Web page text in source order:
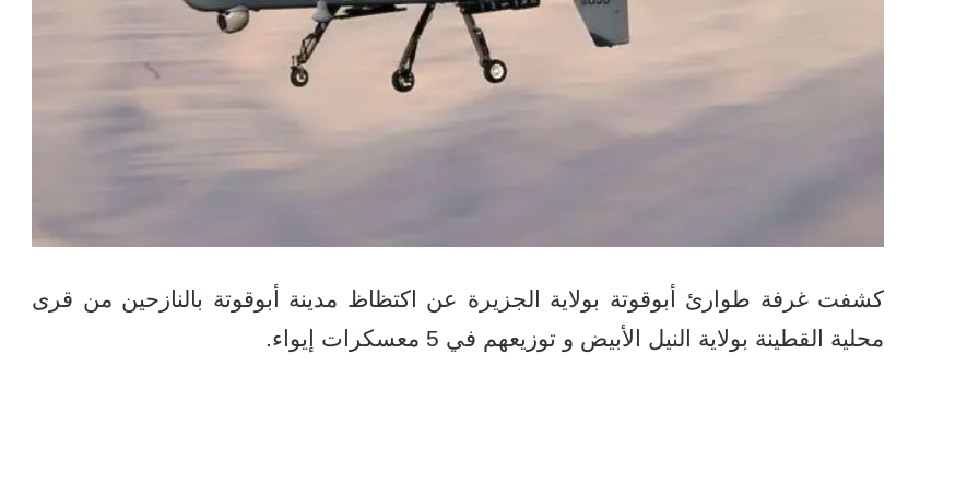
كشفت غرفة طوارئ أبوقوتة بولاية الجزيرة عن اكتظاظ مدينة أبوقوتة بالنازحين من قرى
محلية القطينة بولاية النيل الأبيض و توزيعهم في 5 معسكرات إيواء.